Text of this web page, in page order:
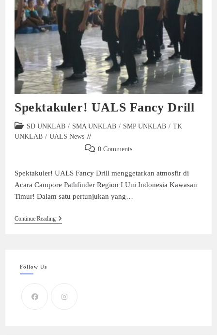
Spektakuler! UALS Fancy Drill
SD UNKLAB / SMA UNKLAB / SMP UNKLAB / TK
UNKLAB / UALS News
0 Comments
Spektakuler! UALS Fancy Drill menggetarkan atmosfir di
Acara Campore Pathfinder Region I Uni Indonesia Kawasan
Timur! Dalam satu pertunjukan yang…
Continue Reading
Follow Us